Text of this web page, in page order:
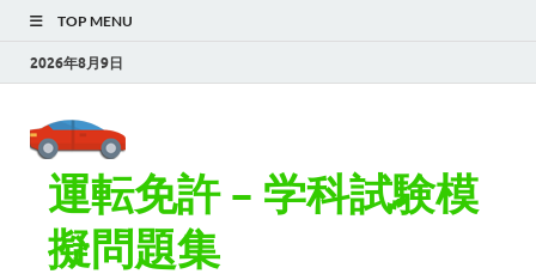
TOP MENU
2026年8月9日
運転免許 – 学科試験模
擬問題集